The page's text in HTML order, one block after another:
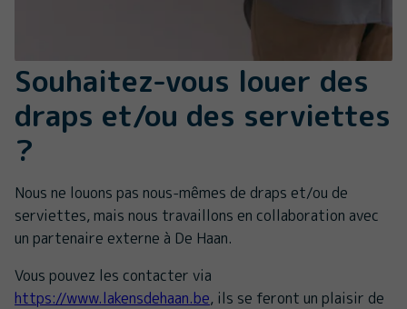
Souhaitez-vous louer des
draps et/ou des serviettes
?
Nous ne louons pas nous-mêmes de draps et/ou de
serviettes, mais nous travaillons en collaboration avec
un partenaire externe à De Haan.
Vous pouvez les contacter via
https://www.lakensdehaan.be, ils se feront un plaisir de